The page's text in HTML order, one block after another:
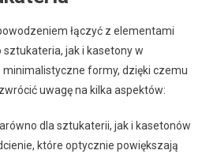
łączyć z elementami
jak i kasetony w
formy, dzięki czemu
uwagę na kilka aspektów:
dla sztukaterii, jak i kasetonów
które optycznie powiększają